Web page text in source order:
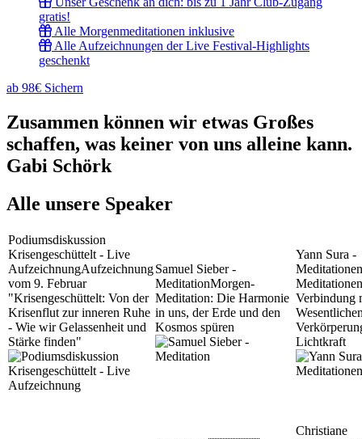
gratis!
Alle Morgenmeditationen inklusive
Alle Aufzeichnungen der Live Festival-Highlights
geschenkt
ab 98€ Sichern
Zusammen können wir etwas Großes
schaffen, was keiner von uns alleine kann.
Gabi Schörk
Alle unsere Speaker
Podiumsdiskussion
Krisengeschüttelt - Live
AufzeichnungAufzeichnung
vom 9. Februar
"Krisengeschüttelt: Von der
Krisenflut zur inneren Ruhe
- Wie wir Gelassenheit und
Stärke finden"
Samuel Sieber -
MeditationMorgen-
Meditation: Die Harmonie
in uns, der Erde und den
Kosmos spüren
Yann Sura -
Meditationen
Verbindung
Lichtkraft
Christiane